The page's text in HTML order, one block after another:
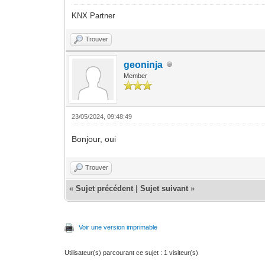
KNX Partner
Trouver
geoninja
Member
23/05/2024, 09:48:49
Bonjour, oui
Trouver
«Sujet précédent |Sujet suivant »
Voir une version imprimable
Utilisateur(s) parcourant ce sujet : 1 visiteur(s)